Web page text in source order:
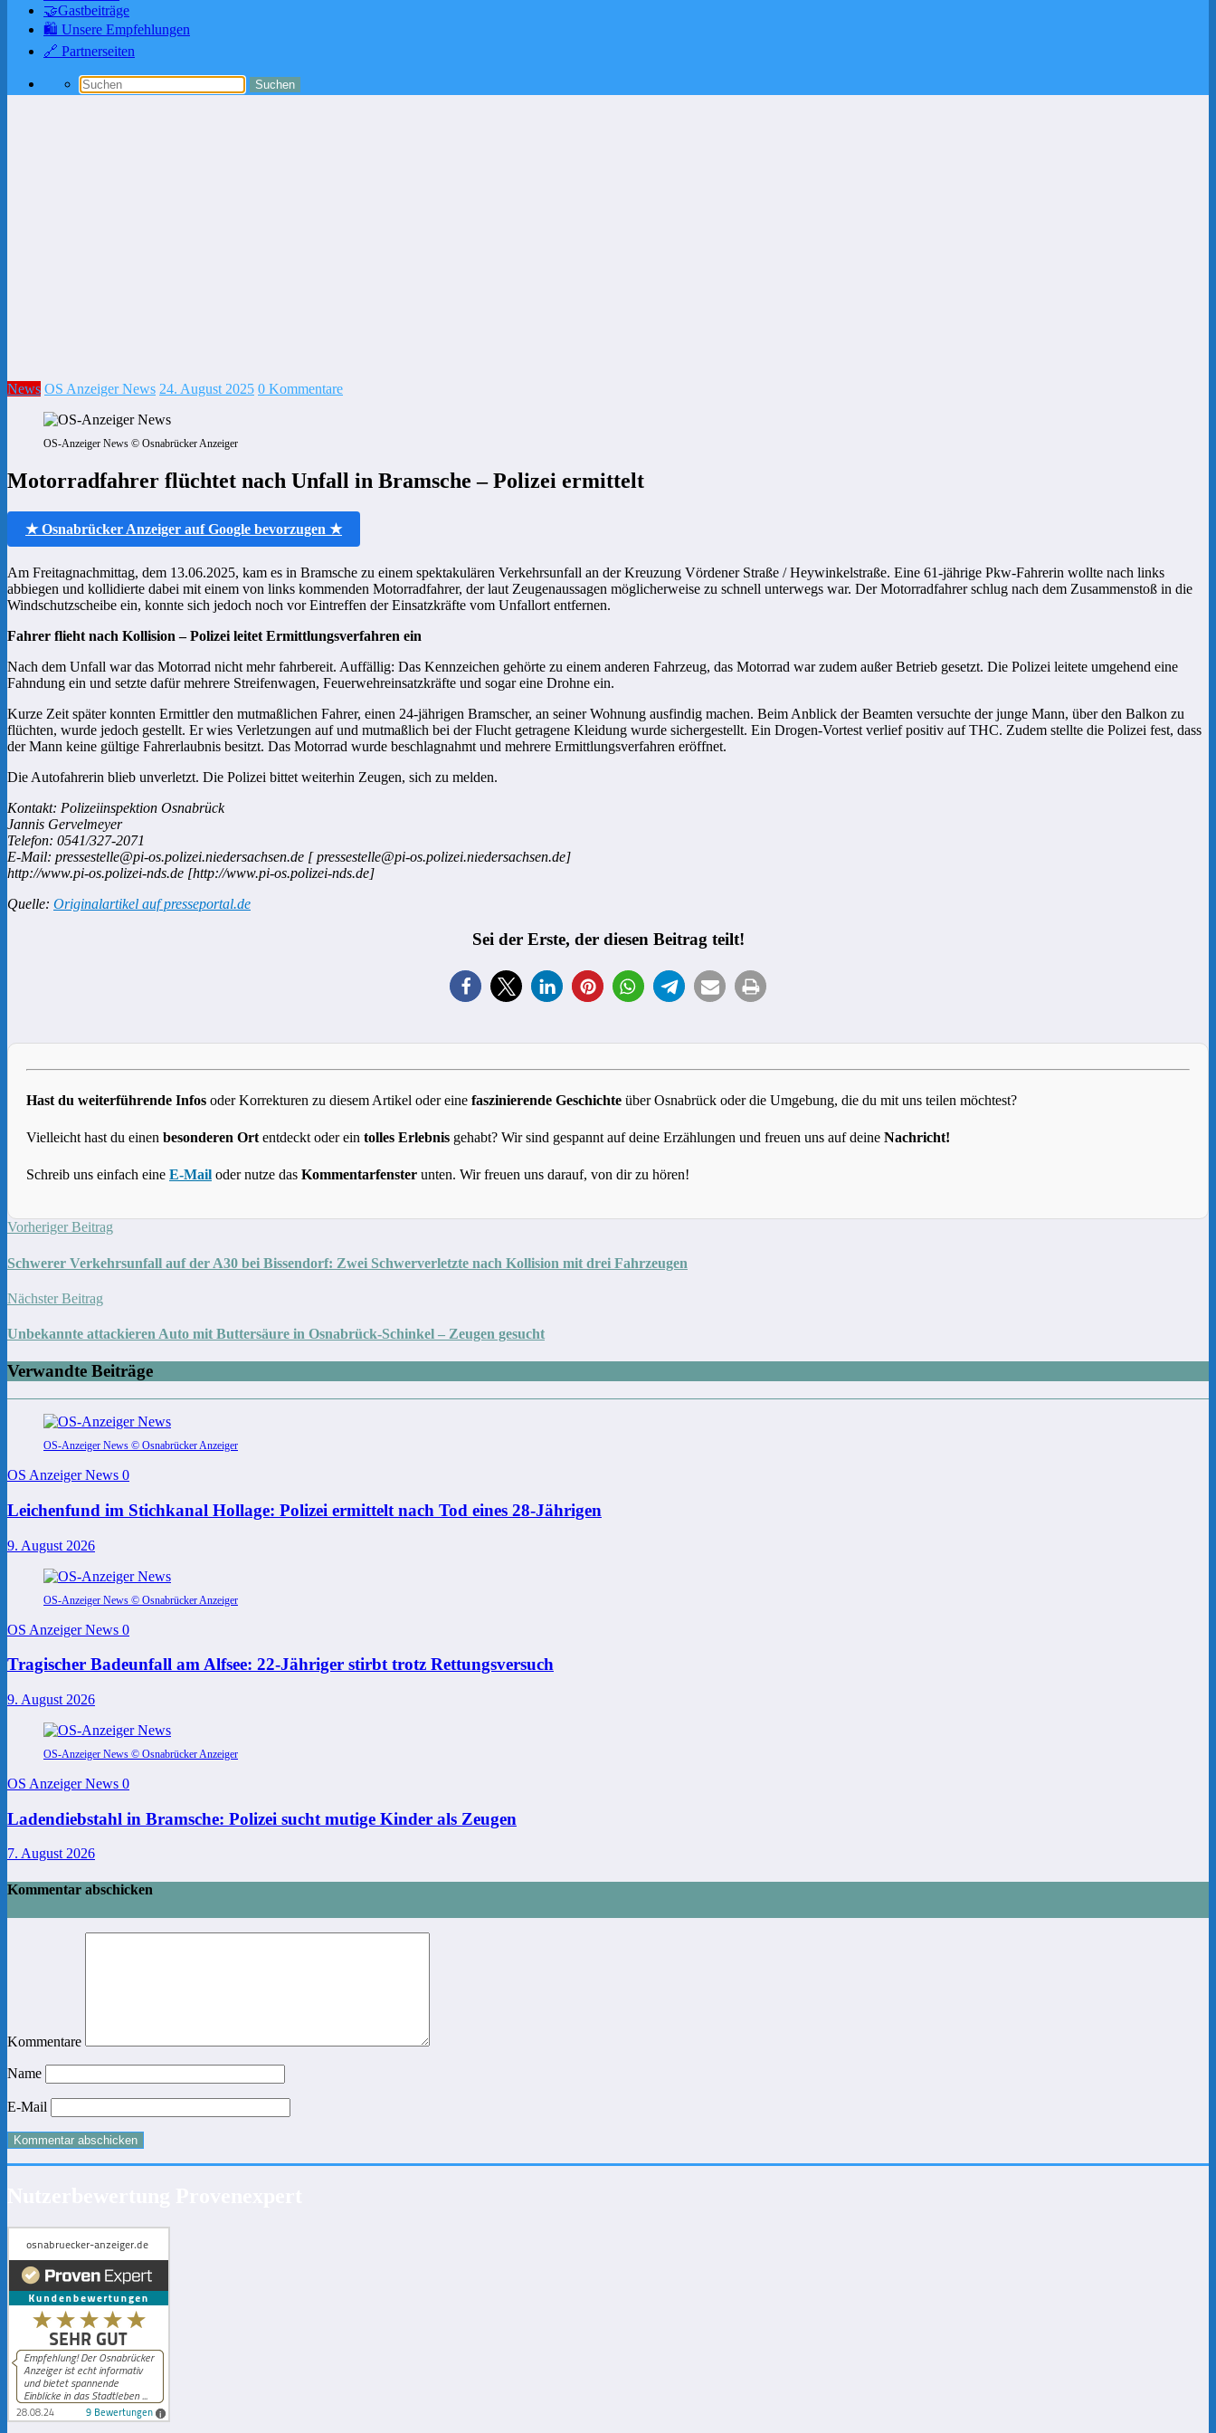
🤝Gastbeiträge
🛍️ Unsere Empfehlungen
🔗 Partnerseiten
News OS Anzeiger News 24. August 2025 0 Kommentare
OS-Anzeiger News © Osnabrücker Anzeiger
Motorradfahrer flüchtet nach Unfall in Bramsche – Polizei ermittelt
★ Osnabrücker Anzeiger auf Google bevorzugen ★
Am Freitagnachmittag, dem 13.06.2025, kam es in Bramsche zu einem spektakulären Verkehrsunfall an der Kreuzung Vördener Straße / Heywinkelstraße. Eine 61-jährige Pkw-Fahrerin wollte nach links
abbiegen und kollidierte dabei mit einem von links kommenden Motorradfahrer, der laut Zeugenaussagen möglicherweise zu schnell unterwegs war. Der Motorradfahrer schlug nach dem Zusammenstoß in die
Windschutzscheibe ein, konnte sich jedoch noch vor Eintreffen der Einsatzkräfte vom Unfallort entfernen.
Fahrer flieht nach Kollision – Polizei leitet Ermittlungsverfahren ein
Nach dem Unfall war das Motorrad nicht mehr fahrbereit. Auffällig: Das Kennzeichen gehörte zu einem anderen Fahrzeug, das Motorrad war zudem außer Betrieb gesetzt. Die Polizei leitete umgehend eine
Fahndung ein und setzte dafür mehrere Streifenwagen, Feuerwehreinsatzkräfte und sogar eine Drohne ein.
Kurze Zeit später konnten Ermittler den mutmaßlichen Fahrer, einen 24-jährigen Bramscher, an seiner Wohnung ausfindig machen. Beim Anblick der Beamten versuchte der junge Mann, über den Balkon zu
flüchten, wurde jedoch gestellt. Er wies Verletzungen auf und mutmaßlich bei der Flucht getragene Kleidung wurde sichergestellt. Ein Drogen-Vortest verlief positiv auf THC. Zudem stellte die Polizei fest, dass
der Mann keine gültige Fahrerlaubnis besitzt. Das Motorrad wurde beschlagnahmt und mehrere Ermittlungsverfahren eröffnet.
Die Autofahrerin blieb unverletzt. Die Polizei bittet weiterhin Zeugen, sich zu melden.
Kontakt: Polizeiinspektion Osnabrück
Jannis Gervelmeyer
Telefon: 0541/327-2071
E-Mail: pressestelle@pi-os.polizei.niedersachsen.de [ pressestelle@pi-os.polizei.niedersachsen.de]
http://www.pi-os.polizei-nds.de [http://www.pi-os.polizei-nds.de]
Quelle: Originalartikel auf presseportal.de
Sei der Erste, der diesen Beitrag teilt!
Hast du weiterführende Infos oder Korrekturen zu diesem Artikel oder eine faszinierende Geschichte über Osnabrück oder die Umgebung, die du mit uns teilen möchtest?
Vielleicht hast du einen besonderen Ort entdeckt oder ein tolles Erlebnis gehabt? Wir sind gespannt auf deine Erzählungen und freuen uns auf deine Nachricht!
Schreib uns einfach eine E-Mail oder nutze das Kommentarfenster unten. Wir freuen uns darauf, von dir zu hören!
Vorheriger Beitrag
Schwerer Verkehrsunfall auf der A30 bei Bissendorf: Zwei Schwerverletzte nach Kollision mit drei Fahrzeugen
Nächster Beitrag
Unbekannte attackieren Auto mit Buttersäure in Osnabrück-Schinkel – Zeugen gesucht
Verwandte Beiträge
OS-Anzeiger News © Osnabrücker Anzeiger
OS Anzeiger News 0
Leichenfund im Stichkanal Hollage: Polizei ermittelt nach Tod eines 28-Jährigen
9. August 2026
OS-Anzeiger News © Osnabrücker Anzeiger
OS Anzeiger News 0
Tragischer Badeunfall am Alfsee: 22-Jähriger stirbt trotz Rettungsversuch
9. August 2026
OS-Anzeiger News © Osnabrücker Anzeiger
OS Anzeiger News 0
Ladendiebstahl in Bramsche: Polizei sucht mutige Kinder als Zeugen
7. August 2026
Kommentar abschicken
Kommentare
Name
E-Mail